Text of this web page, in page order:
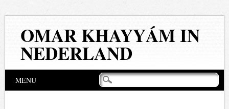
OMAR KHAYYÁM IN
NEDERLAND
Hoofdmenu
MENU